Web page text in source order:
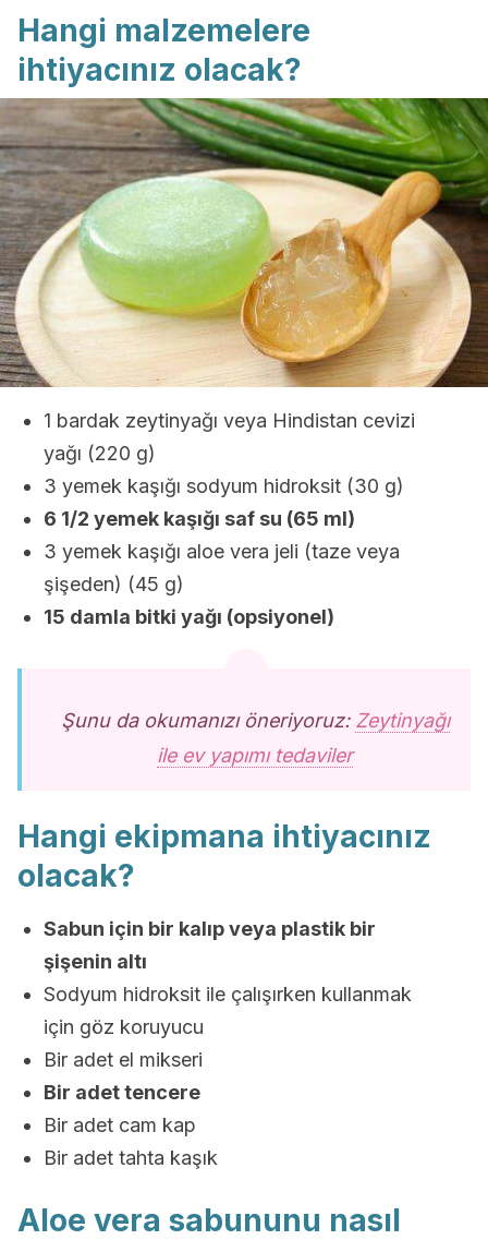
Hangi malzemelere
ihtiyacınız olacak?
1 bardak zeytinyağı veya Hindistan cevizi
yağı (220 g)
3 yemek kaşığı sodyum hidroksit (30 g)
6 1/2 yemek kaşığı saf su (65 ml)
3 yemek kaşığı aloe vera jeli (taze veya
şişeden) (45 g)
15 damla bitki yağı (opsiyonel)
Şunu da okumanızı öneriyoruz: Zeytinyağı
ile ev yapımı tedaviler
Hangi ekipmana ihtiyacınız
olacak?
Sabun için bir kalıp veya plastik bir
şişenin altı
Sodyum hidroksit ile çalışırken kullanmak
için göz koruyucu
Bir adet el mikseri
Bir adet tencere
Bir adet cam kap
Bir adet tahta kaşık
Aloe vera sabununu nasıl